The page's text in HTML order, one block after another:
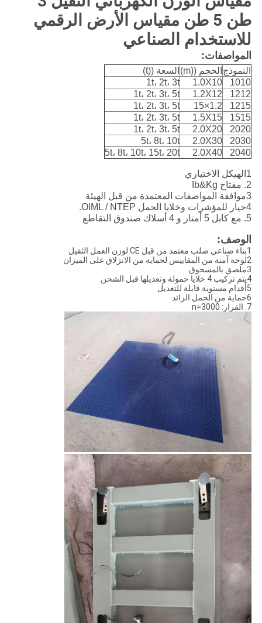
طن 5 طن مقياس الأرض الرقمي
للاستخدام الصناعي
المواصفات:
النموذج الحجم ((m)
السعة ((t)
1010
1.0X10
1t، 2t، 3t
1212
1.2X12
1t، 2t، 3t، 5t
1215
1.2×15
1t، 2t، 3t، 5t
1515
1.5X15
1t، 2t، 3t، 5t
2020
2.0X20
1t، 2t، 3t، 5t
2030
2.0X30
5t، 8t، 10t
2040
2.0X40 5t، 8t، 10t، 15t، 20t
1الهيكل الاختياري
2. مفتاح Ib&Kg
3موافقة المواصفات المعتمدة من قبل الهيئة
4خيار للمؤشرات وخلايا الحمل OIML / NTEP.
5. مع كابل 5 أمتار و 4 أسلاك صندوق التقاطع
الوصف:
1بناء صناعي صلب معتمد من قبل CE لوزن العمل الثقيل
2لوحة آمنة من المقاييس لحماية من الانزلاق على الميزان
3ملصق بالمسحوق
4يتم تركيب 4 خلايا حمولة وتعديلها قبل الشحن
5أقدام مستوية قابلة للتعديل
6حماية من الحمل الزائد
7. القرار: n=3000